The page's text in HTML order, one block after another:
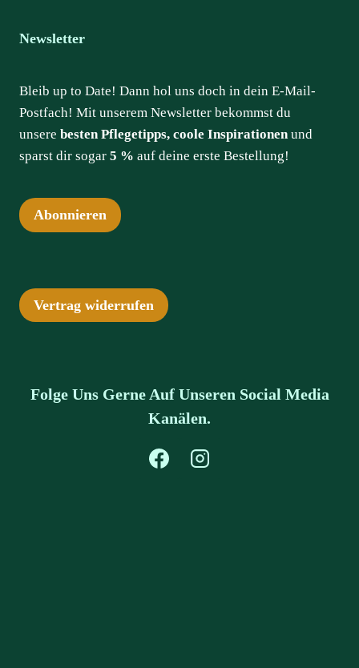
Newsletter
Bleib up to Date! Dann hol uns doch in dein E-Mail-
Postfach! Mit unserem Newsletter bekommst du
unsere besten Pflegetipps, coole Inspirationenund
sparst dir sogar 5 % auf deine erste Bestellung!
Abonnieren
Vertrag widerrufen
Folge Uns Gerne Auf Unseren Social Media
Kanälen.